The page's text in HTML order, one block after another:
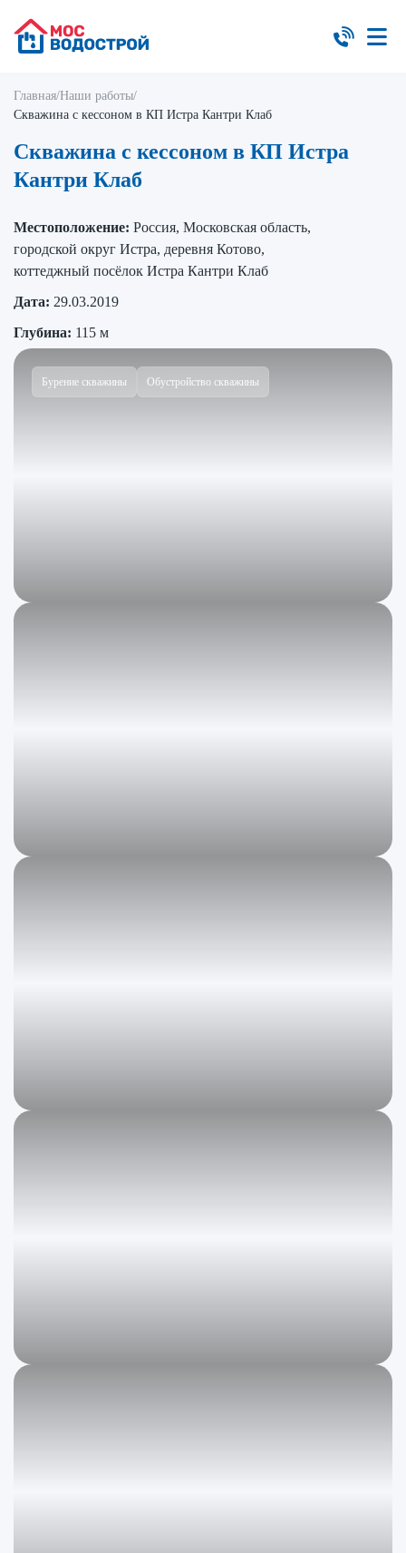
Главная/Наши работы/
Скважина с кессоном в КП Истра Кантри Клаб
Скважина с кессоном в КП Истра
Кантри Клаб
Местоположение: Россия, Московская область,
городской округ Истра, деревня Котово,
коттеджный посёлок Истра Кантри Клаб
Дата: 29.03.2019
Глубина: 115 м
Бурение скважины Обустройство скважины